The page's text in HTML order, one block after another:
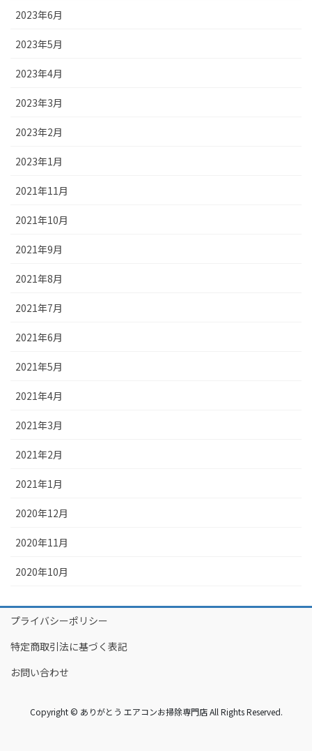
2023年6月
2023年5月
2023年4月
2023年3月
2023年2月
2023年1月
2021年11月
2021年10月
2021年9月
2021年8月
2021年7月
2021年6月
2021年5月
2021年4月
2021年3月
2021年2月
2021年1月
2020年12月
2020年11月
2020年10月
プライバシーポリシー
特定商取引法に基づく表記
お問い合わせ
Copyright © ありがとう エアコンお掃除専門店 All Rights Reserved.